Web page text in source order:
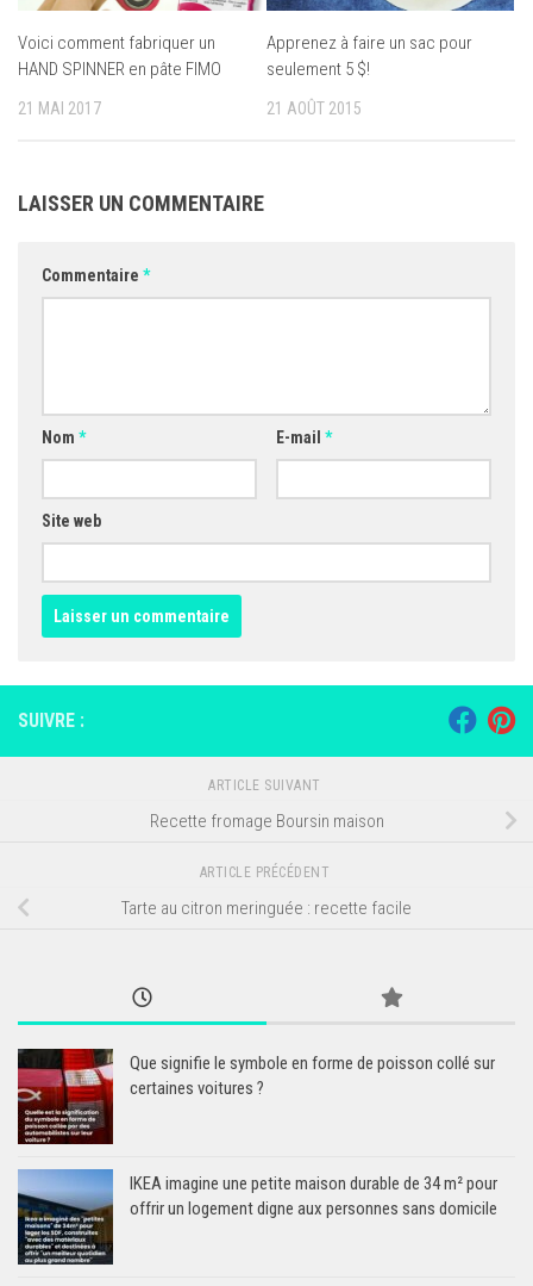
Voici comment fabriquer un
HAND SPINNER en pâte FIMO
21 MAI 2017
Apprenez à faire un sac pour
seulement 5 $!
21 AOÛT 2015
LAISSER UN COMMENTAIRE
Commentaire *
Nom * E-mail *
Site web
SUIVRE :
ARTICLE SUIVANT
Recette fromage Boursin maison
ARTICLE PRÉCÉDENT
Tarte au citron meringuée : recette facile
Que signifie le symbole en forme de poisson collé sur
certaines voitures ?
IKEA imagine une petite maison durable de 34 m² pour
offrir un logement digne aux personnes sans domicile